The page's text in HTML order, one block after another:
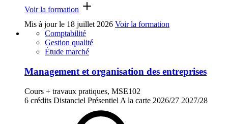
Voir la formation
Mis à jour le 18 juillet 2026 Voir la formation
Comptabilité
Gestion qualité
Étude marché
Management et organisation des entreprises
Cours + travaux pratiques, MSE102
6 crédits Distanciel Présentiel A la carte 2026/27 2027/28